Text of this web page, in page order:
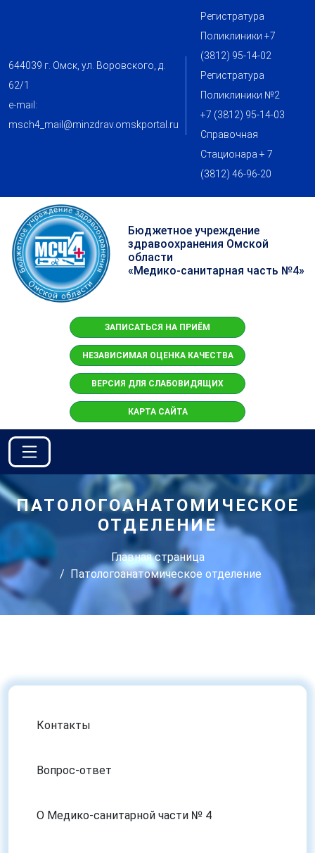
644039 г. Омск, ул. Воровского, д.
62/1
e-mail:
msch4_mail@minzdrav.omskportal.ru
Регистратура
Поликлиники +7
(3812) 95-14-02
Регистратура
Поликлиники №2
+7 (3812) 95-14-03
Справочная
Стационара + 7
(3812) 46-96-20
Бюджетное учреждение
здравоохранения Омской
области
«Медико-санитарная часть №4»
ЗАПИСАТЬСЯ НА ПРИЁМ
НЕЗАВИСИМАЯ ОЦЕНКА КАЧЕСТВА
ВЕРСИЯ ДЛЯ СЛАБОВИДЯЩИХ
КАРТА САЙТА
ПАТОЛОГОАНАТОМИЧЕСКОЕ
ОТДЕЛЕНИЕ
Главная страница
Патологоанатомическое отделение
Контакты
Вопрос-ответ
О Медико-санитарной части № 4